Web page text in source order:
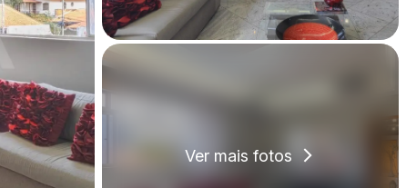
Ver mais fotos